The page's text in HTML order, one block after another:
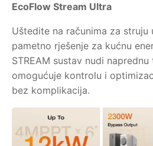
EcoFlow Stream Ultra
Uštedite na računima za struju
pametno rješenje za kućnu
STREAM sustav nudi
omogućuje kontrolu i
bez komplikacija.